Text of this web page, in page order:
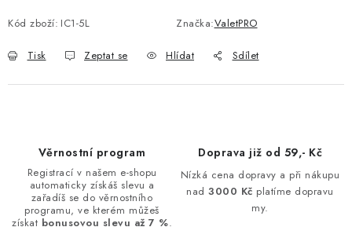
Kód zboží: IC1-5L Značka:ValetPRO
Tisk Zeptat se Hlídat Sdílet
Věrnostní program
Registrací v našem e-shopu
automaticky získáš slevu a
zařadíš se do věrnostního
programu, ve kterém můžeš
získat bonusovou slevu až 7 %.
Doprava již od 59,- Kč
Nízká cena dopravy a při nákupu
nad3000 Kč platíme dopravu
my.